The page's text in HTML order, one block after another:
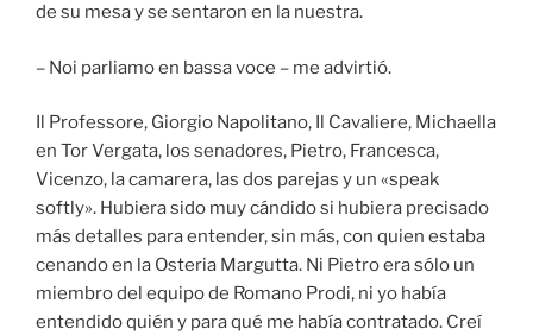
de su mesa y se sentaron en la nuestra.
– Noi parliamo en bassa voce – me advirtió.
Il Professore, Giorgio Napolitano, Il Cavaliere, Michaella
en Tor Vergata, los senadores, Pietro, Francesca,
Vicenzo, la camarera, las dos parejas y un «speak
softly». Hubiera sido muy cándido si hubiera precisado
más detalles para entender, sin más, con quien estaba
cenando en la Osteria Margutta. Ni Pietro era sólo un
miembro del equipo de Romano Prodi, ni yo había
entendido quién y para qué me había contratado. Creí